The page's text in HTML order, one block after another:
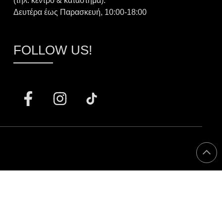
Δευτέρα έως Παρασκευή, 10:00-18:00
FOLLOW US!